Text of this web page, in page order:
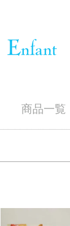
商品一覧
予約商
検索